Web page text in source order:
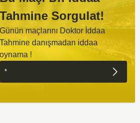
Tahmine Sorgulat!
Günün maçlarını Doktor İddaa
Tahmine danışmadan iddaa
oynama !